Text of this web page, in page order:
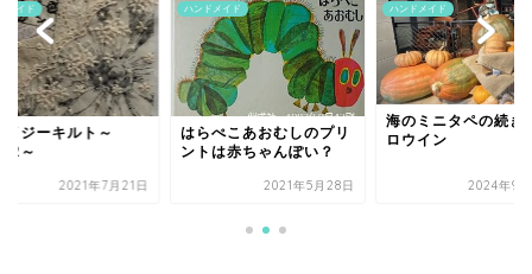
メイド
イジーキルト～
～
2021年7月21日
ハンドメイド
はらぺこあおむしのプリ
ントは赤ちゃんぽい？
2021年5月28日
ハンドメイド
海のミニタペの続き
ロウイン
2024年9